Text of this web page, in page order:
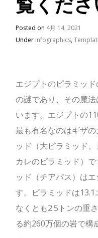
Posted on 4月 14, 2021
Under Infographics,
エジプトのピラミッ
の謎であり、その魔
います。 エジプトの
最も有名なのはギザ
ッド（大ピラミッド
カレのピラミッド）で
ッド（チアパス）は
す。ピラミッドは
なくとも2.5トンの重
る約260万個の岩で構